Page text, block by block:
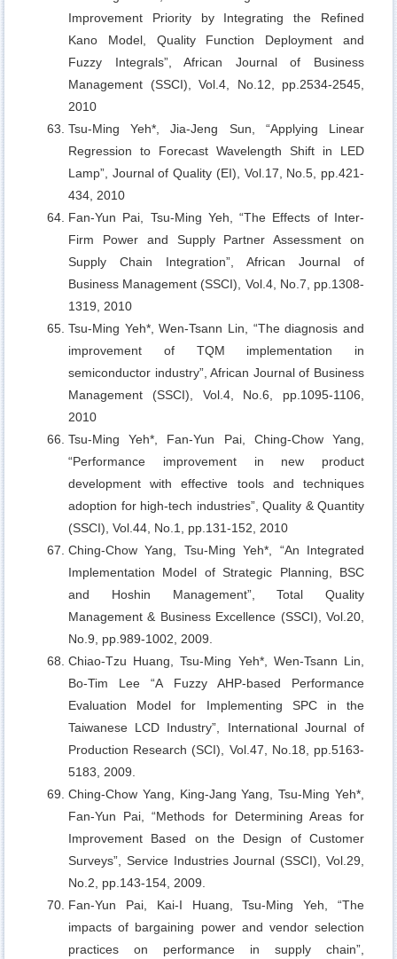
Improvement Priority by Integrating the Refined
Kano Model, Quality Function Deployment and
Fuzzy Integrals”, African Journal of Business
Management (SSCI), Vol.4, No.12, pp.2534-2545,
2010
Tsu-Ming Yeh*, Jia-Jeng Sun, “Applying Linear
Regression to Forecast Wavelength Shift in LED
Lamp”, Journal of Quality (EI), Vol.17, No.5, pp.421-
434, 2010
Fan-Yun Pai, Tsu-Ming Yeh,“The Effects of Inter-
Firm Power and Supply Partner Assessment on
Supply Chain Integration”, African Journal of
Business Management (SSCI), Vol.4, No.7, pp.1308-
1319, 2010
Tsu-Ming Yeh*, Wen-Tsann Lin, “The diagnosis and
improvement of TQM implementation in
semiconductor industry”, African Journal of Business
Management (SSCI), Vol.4, No.6, pp.1095-1106,
2010
Tsu-Ming Yeh*, Fan-Yun Pai, Ching-Chow Yang,
“Performance improvement in new product
development with effective tools and techniques
adoption for high-tech industries”, Quality & Quantity
(SSCI), Vol.44, No.1, pp.131-152, 2010
Ching-Chow Yang, Tsu-Ming Yeh*, “An Integrated
Implementation Model of Strategic Planning, BSC
and Hoshin Management”, Total Quality
Management & Business Excellence (SSCI), Vol.20,
No.9, pp.989-1002, 2009.
Chiao-Tzu Huang, Tsu-Ming Yeh*, Wen-Tsann Lin,
Bo-Tim Lee“A Fuzzy AHP-based Performance
Evaluation Model for Implementing SPC in the
Taiwanese LCD Industry”, International Journal of
Production Research (SCI), Vol.47, No.18, pp.5163-
5183, 2009.
Ching-Chow Yang, King-Jang Yang, Tsu-Ming Yeh*,
Fan-Yun Pai,“Methods for Determining Areas for
Improvement Based on the Design of Customer
Surveys”, Service Industries Journal (SSCI), Vol.29,
No.2, pp.143-154, 2009.
Fan-Yun Pai, Kai-I Huang, Tsu-Ming Yeh, “The
impacts of bargaining power and vendor selection
practices on performance in supply chain”,